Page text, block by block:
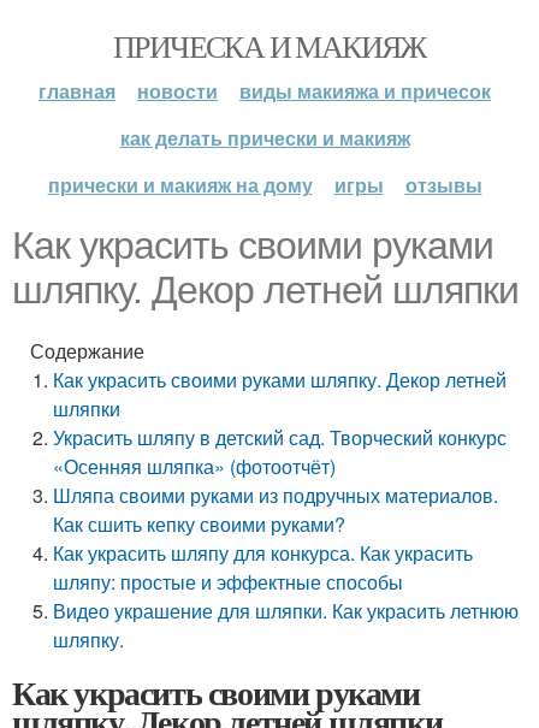
ПРИЧЕСКА И МАКИЯЖ
главная новости
виды макияжа и причесок
как делать прически и макияж
прически и макияж на дому
игры отзывы
Как украсить своими руками
шляпку. Декор летней шляпки
Содержание
Как украсить своими руками шляпку. Декор летней
шляпки
Украсить шляпу в детский сад. Творческий конкурс
«Осенняя шляпка» (фотоотчёт)
Шляпа своими руками из подручных материалов.
Как сшить кепку своими руками?
Как украсить шляпу для конкурса. Как украсить
шляпу: простые и эффектные способы
Видео украшение для шляпки. Как украсить летнюю
шляпку.
Как украсить своими руками